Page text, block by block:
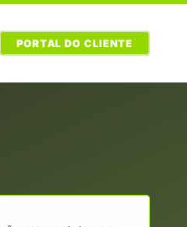
PORTAL DO CLIENTE